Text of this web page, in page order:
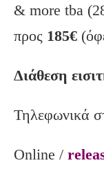
& more tba
προς 185€
Διάθεση
Τηλεφωνικά
Online /